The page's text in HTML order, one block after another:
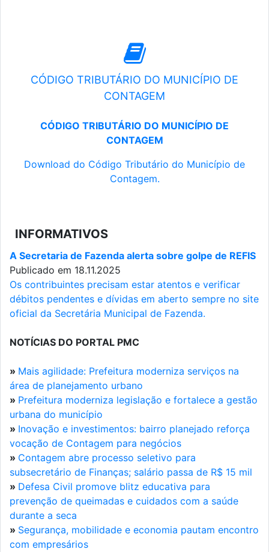
CÓDIGO TRIBUTÁRIO DO MUNICÍPIO DE
CONTAGEM
CÓDIGO TRIBUTÁRIO DO MUNICÍPIO DE
CONTAGEM
Download do Código Tributário do Município de
Contagem.
INFORMATIVOS
A Secretaria de Fazenda alerta sobre golpe de REFIS
Publicado em 18.11.2025
Os contribuintes precisam estar atentos e verificar
débitos pendentes e dívidas em aberto sempre no site
oficial da Secretária Municipal de Fazenda.
NOTÍCIAS DO PORTAL PMC
» Mais agilidade: Prefeitura moderniza serviços na
área de planejamento urbano
» Prefeitura moderniza legislação e fortalece a gestão
urbana do município
» Inovação e investimentos: bairro planejado reforça
vocação de Contagem para negócios
» Contagem abre processo seletivo para
subsecretário de Finanças; salário passa de R$ 15 mil
» Defesa Civil promove blitz educativa para
prevenção de queimadas e cuidados com a saúde
durante a seca
» Segurança, mobilidade e economia pautam encontro
com empresários